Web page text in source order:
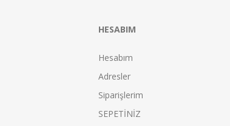
HESABIM
Hesabım
Adresler
Siparişlerim
SEPETİNİZ